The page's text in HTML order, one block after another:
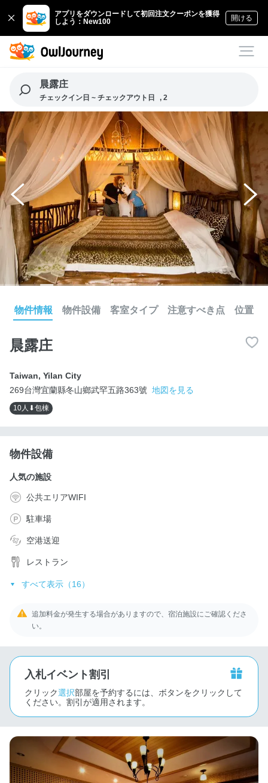
アプリをダウンロードして初回注文クーポンを獲得
しよう：New100
開ける
晨露庄
チェックイン日 ~ チェックアウト日 , 2
物件情報 物件設備 客室タイプ 注意すべき点 位置
晨露庄
Taiwan, Yilan City
269台灣宜蘭縣冬山鄉武罕五路363號 地図を見る
10人⬇包棟
物件設備
人気の施設
公共エリアWIFI
駐車場
空港送迎
レストラン
すべて表示（16）
追加料金が発生する場合がありますので、宿泊施設にご確認くださ
い。
入札イベント割引
クリック選択部屋を予約するには、ボタンをクリックして
ください。割引が適用されます。